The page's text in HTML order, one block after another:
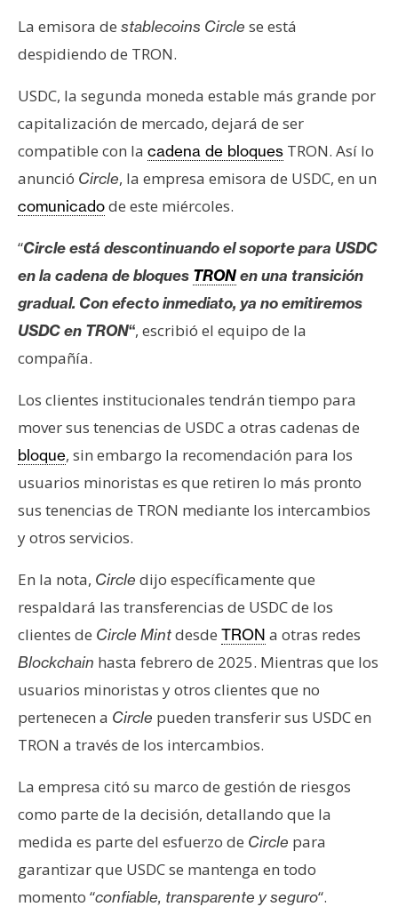
n
á
i
s
i
s
o
t
a
d
e
r
e
n
s
e
m
s
R
c
r
s
o
s
La emisora de stablecoins Circle se está
despidiendo de TRON.
USDC, la segunda moneda estable más grande por
capitalización de mercado, dejará de ser
compatible con la cadena de bloques TRON. Así lo
anunció Circle, la empresa emisora de USDC, en un
comunicadode este miércoles.
“Circle está descontinuando el soporte para USDC
en la cadena de bloques TRONen una transición
gradual. Con efecto inmediato, ya no emitiremos
USDC en TRON“, escribió el equipo de la
compañía.
Los clientes institucionales tendrán tiempo para
mover sus tenencias de USDC a otras cadenas de
bloque, sin embargo la recomendación para los
usuarios minoristas es que retiren lo más pronto
sus tenencias de TRON mediante los intercambios
y otros servicios.
En la nota, Circle dijo específicamente que
respaldará las transferencias de USDC de los
clientes de Circle Mintdesde TRON a otras redes
Blockchain hasta febrero de 2025. Mientras que los
usuarios minoristas y otros clientes que no
pertenecen a Circle pueden transferir sus USDC en
TRON a través de los intercambios.
La empresa citó su marco de gestión de riesgos
como parte de la decisión, detallando que la
medida es parte del esfuerzo de Circle para
garantizar que USDC se mantenga en todo
momento “confiable, transparente y seguro“.